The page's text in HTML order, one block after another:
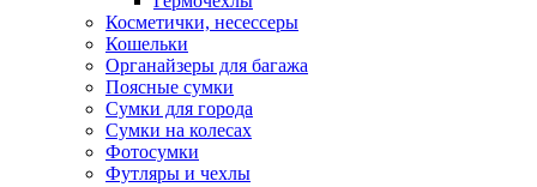
Косметички, несессеры
Кошельки
Органайзеры для багажа
Поясные сумки
Сумки для города
Сумки на колесах
Фотосумки
Футляры и чехлы